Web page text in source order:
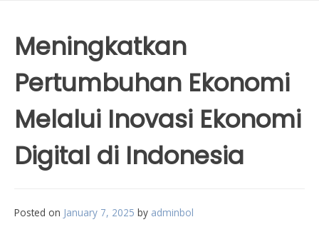
Meningkatkan
Pertumbuhan Ekonomi
Melalui Inovasi Ekonomi
Digital di Indonesia
Posted on January 7, 2025 by adminbol